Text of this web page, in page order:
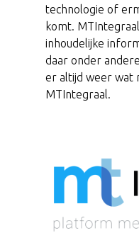
technologie of
komt.
inhoudelijke
daar onder
er altijd weer wat
MTIntegraal.